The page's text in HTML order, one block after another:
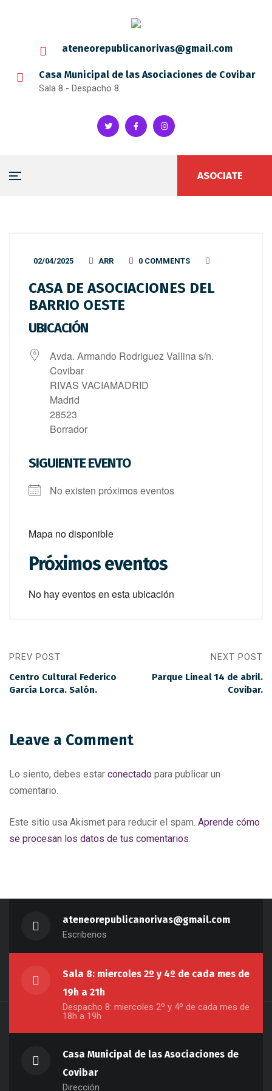
ateneorepublicanorivas@gmail.com
Casa Municipal de las Asociaciones de Covibar
Sala 8 - Despacho 8
ASOCIATE
02/04/2025 ARR 0 COMMENTS
CASA DE ASOCIACIONES DEL
BARRIO OESTE
UBICACIÓN
Avda. Armando Rodriguez Vallina s/n.
Covibar
RIVAS VACIAMADRID
Madrid
28523
Borrador
SIGUIENTE EVENTO
No existen próximos eventos
Mapa no disponible
Próximos eventos
No hay eventos en esta ubicación
PREV POST
Centro Cultural Federico
García Lorca. Salón.
NEXT POST
Parque Lineal 14 de abril.
Covibar.
Leave a Comment
Lo siento, debes estar conectado para publicar un
comentario.
Este sitio usa Akismet para reducir el spam. Aprende cómo
se procesan los datos de tus comentarios.
ateneorepublicanorivas@gmail.com
Escribenos
Sala 8: miercoles 2º y 4º de cada mes de
19h a 21h
Despacho 8: miercoles 2º y 4º de cada mes de
18h a 19h
Casa Municipal de las Asociaciones de
Covibar
Dirección